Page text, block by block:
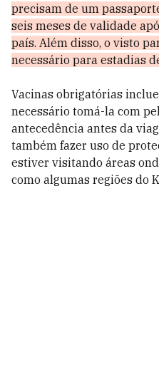
precisam de um
seis meses de validade
país. Além disso, o visto
necessário para estadias
Vacinas obrigatórias
necessário tomá-la com
antecedência antes da
também fazer uso de
estiver visitando áreas
como algumas regiões do